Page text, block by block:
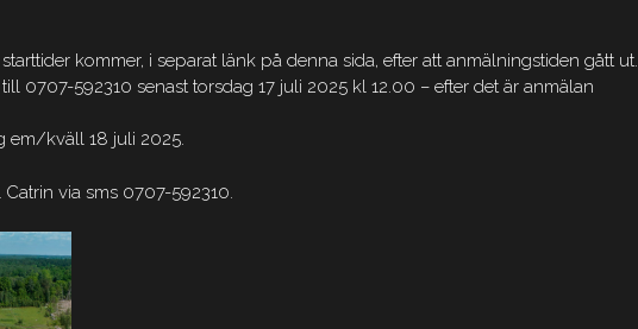
kommer, i separat länk på denna sida, efter att anmälningstiden gått ut.
0707-592310 senast torsdag 17 juli 2025 kl 12.00 – efter det är anmälan
em/kväll 18 juli 2025.
via sms 0707-592310.